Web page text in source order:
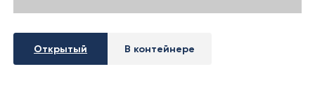
› РЕЗУЛЬТАТЫ СОУТ
Открытый В контейнере